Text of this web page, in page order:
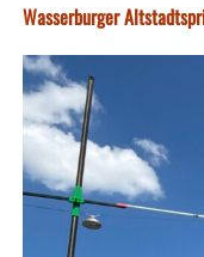
Wasserburger